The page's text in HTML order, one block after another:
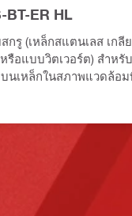
BT-ER HL
กรู (เหล็กสแตนเลส เกลี
รือแบบวิตเวอร์ต) สำหรับ
นเหล็กในสภาพแวดล้อ